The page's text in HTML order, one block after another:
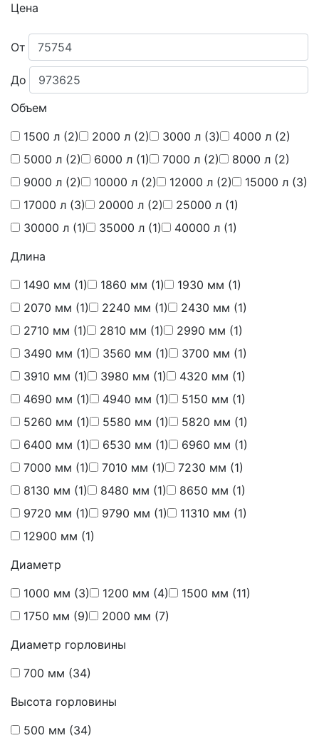
Цена
От
До
Объем
1500 л (2) 2000 л (2) 3000 л (3) 4000 л (2)
5000 л (2) 6000 л (1) 7000 л (2) 8000 л (2)
9000 л (2) 10000 л (2) 12000 л (2) 15000 л (3)
17000 л (3) 20000 л (2) 25000 л (1)
30000 л (1) 35000 л (1) 40000 л (1)
Длина
1490 мм (1) 1860 мм (1) 1930 мм (1)
2070 мм (1) 2240 мм (1) 2430 мм (1)
2710 мм (1) 2810 мм (1) 2990 мм (1)
3490 мм (1) 3560 мм (1) 3700 мм (1)
3910 мм (1) 3980 мм (1) 4320 мм (1)
4690 мм (1) 4940 мм (1) 5150 мм (1)
5260 мм (1) 5580 мм (1) 5820 мм (1)
6400 мм (1) 6530 мм (1) 6960 мм (1)
7000 мм (1) 7010 мм (1) 7230 мм (1)
8130 мм (1) 8480 мм (1) 8650 мм (1)
9720 мм (1) 9790 мм (1) 11310 мм (1)
12900 мм (1)
Диаметр
1000 мм (3) 1200 мм (4) 1500 мм (11)
1750 мм (9) 2000 мм (7)
Диаметр горловины
700 мм (34)
Высота горловины
500 мм (34)